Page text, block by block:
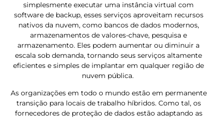
simplesmente executar uma instância virtual com
software de backup, esses serviços aproveitam recursos
nativos da nuvem, como bancos de dados modernos,
armazenamentos de valores-chave, pesquisa e
armazenamento. Eles podem aumentar ou diminuir a
escala sob demanda, tornando seus serviços altamente
eficientes e simples de implantar em qualquer região de
nuvem pública.
As organizações em todo o mundo estão em permanente
transição para locais de trabalho híbridos. Como tal, os
fornecedores de proteção de dados estão adaptando as